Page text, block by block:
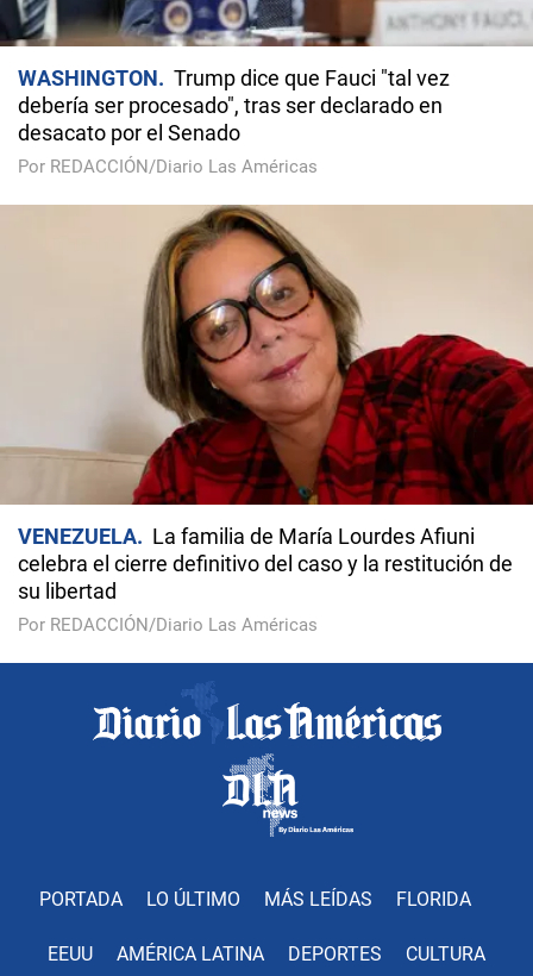
WASHINGTON
Trump dice que Fauci "tal vez
debería ser procesado", tras ser declarado en
desacato por el Senado
Por REDACCIÓN/Diario Las Américas
VENEZUELA
La familia de María Lourdes Afiuni
celebra el cierre definitivo del caso y la restitución de
su libertad
Por REDACCIÓN/Diario Las Américas
PORTADA LO ÚLTIMO MÁS LEÍDAS FLORIDA
EEUU AMÉRICA LATINA DEPORTES CULTURA